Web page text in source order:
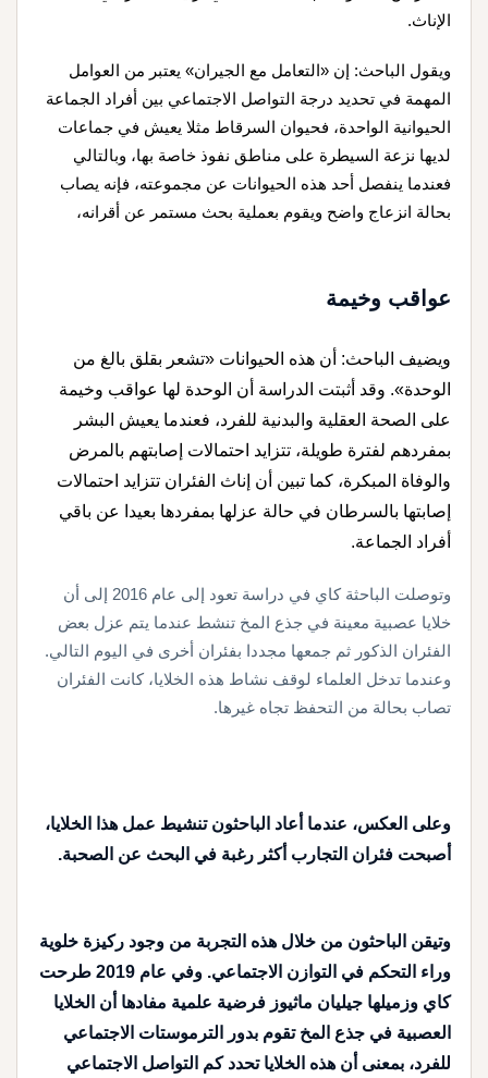
الإناث.
ويقول الباحث: إن «التعامل مع الجيران» يعتبر من العوامل
المهمة في تحديد درجة التواصل الاجتماعي بين أفراد الجماعة
الحيوانية الواحدة، فحيوان السرقاط مثلا يعيش في جماعات
لديها نزعة السيطرة على مناطق نفوذ خاصة بها، وبالتالي
فعندما ينفصل أحد هذه الحيوانات عن مجموعته، فإنه يصاب
بحالة انزعاج واضح ويقوم بعملية بحث مستمر عن أقرانه،
عواقب وخيمة
ويضيف الباحث: أن هذه الحيوانات «تشعر بقلق بالغ من
الوحدة». وقد أثبتت الدراسة أن الوحدة لها عواقب وخيمة
على الصحة العقلية والبدنية للفرد، فعندما يعيش البشر
بمفردهم لفترة طويلة، تتزايد احتمالات إصابتهم بالمرض
والوفاة المبكرة، كما تبين أن إناث الفئران تتزايد احتمالات
إصابتها بالسرطان في حالة عزلها بمفردها بعيدا عن باقي
أفراد الجماعة.
وتوصلت الباحثة كاي في دراسة تعود إلى عام 2016 إلى أن
خلايا عصبية معينة في جذع المخ تنشط عندما يتم عزل بعض
الفئران الذكور ثم جمعها مجددا بفئران أخرى في اليوم التالي.
وعندما تدخل العلماء لوقف نشاط هذه الخلايا، كانت الفئران
تصاب بحالة من التحفظ تجاه غيرها.
وعلى العكس، عندما أعاد الباحثون تنشيط عمل هذا الخلايا،
أصبحت فئران التجارب أكثر رغبة في البحث عن الصحبة.
وتيقن الباحثون من خلال هذه التجربة من وجود ركيزة خلوية
وراء التحكم في التوازن الاجتماعي. وفي عام 2019 طرحت
كاي وزميلها جيليان ماثيوز فرضية علمية مفادها أن الخلايا
العصبية في جذع المخ تقوم بدور الترموستات الاجتماعي
للفرد، بمعنى أن هذه الخلايا تحدد كم التواصل الاجتماعي